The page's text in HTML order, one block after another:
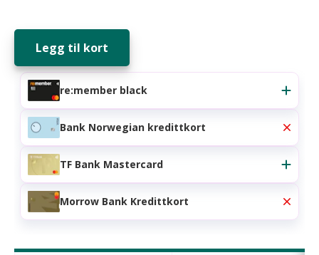
Legg til kort
re:member black
Bank Norwegian kredittkort
TF Bank Mastercard
Morrow Bank Kredittkort